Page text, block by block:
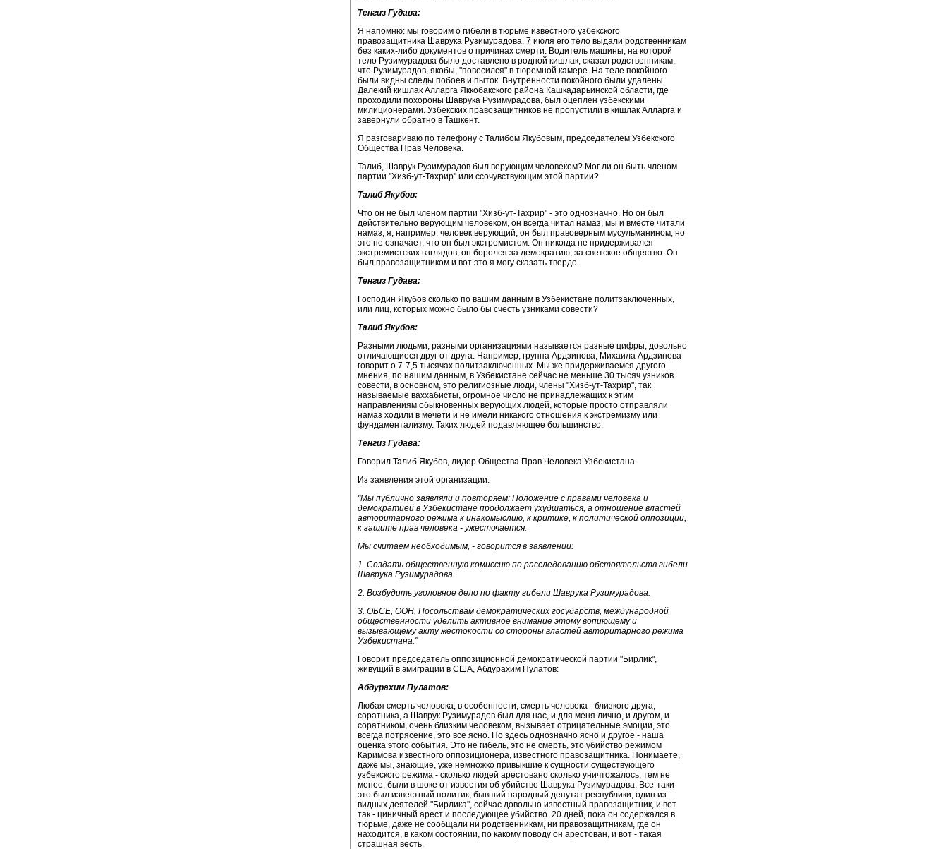
Тенгиз Гудава:
Я напомню: мы говорим о гибели в тюрьме известного узбекского
правозащитника Шаврука Рузимурадова. 7 июля его тело выдали родственникам
без каких-либо документов о причинах смерти. Водитель машины, на которой
тело Рузимурадова было доставлено в родной кишлак, сказал родственникам,
что Рузимурадов, якобы, "повесился" в тюремной камере. На теле покойного
были видны следы побоев и пыток. Внутренности покойного были удалены.
Далекий кишлак Алларга Яккобакского района Кашкадарьинской области, где
проходили похороны Шаврука Рузимурадова, был оцеплен узбекскими
милиционерами. Узбекских правозащитников не пропустили в кишлак Алларга и
завернули обратно в Ташкент.
Я разговариваю по телефону с Талибом Якубовым, председателем Узбекского
Общества Прав Человека.
Талиб, Шаврук Рузимурадов был верующим человеком? Мог ли он быть членом
партии "Хизб-ут-Тахрир" или ссочувствующим этой партии?
Талиб Якубов:
Что он не был членом партии "Хизб-ут-Тахрир" - это однозначно. Но он был
действительно верующим человеком, он всегда читал намаз, мы и вместе читали
намаз, я, например, человек верующий, он был правоверным мусульманином, но
это не означает, что он был экстремистом. Он никогда не придерживался
экстремистских взглядов, он боролся за демократию, за светское общество. Он
был правозащитником и вот это я могу сказать твердо.
Тенгиз Гудава:
Господин Якубов сколько по вашим данным в Узбекистане политзаключенных,
или лиц, которых можно было бы счесть узниками совести?
Талиб Якубов:
Разными людьми, разными организациями называется разные цифры, довольно
отличающиеся друг от друга. Например, группа Ардзинова, Михаила Ардзинова
говорит о 7-7,5 тысячах политзаключенных. Мы же придерживаемся другого
мнения, по нашим данным, в Узбекистане сейчас не меньше 30 тысяч узников
совести, в основном, это религиозные люди, члены "Хизб-ут-Тахрир", так
называемые ваххабисты, огромное число не принадлежащих к этим
направлениям обыкновенных верующих людей, которые просто отправляли
намаз ходили в мечети и не имели никакого отношения к экстремизму или
фундаментализму. Таких людей подавляющее большинство.
Тенгиз Гудава:
Говорил Талиб Якубов, лидер Общества Прав Человека Узбекистана.
Из заявления этой организации:
"Мы публично заявляли и повторяем: Положение с правами человека и
демократией в Узбекистане продолжает ухудшаться, а отношение властей
авторитарного режима к инакомыслию, к критике, к политической оппозиции,
к защите прав человека - ужесточается.
Мы считаем необходимым, - говорится в заявлении:
1. Создать общественную комиссию по расследованию обстоятельств гибели
Шаврука Рузимурадова.
2. Возбудить уголовное дело по факту гибели Шаврука Рузимурадова.
3. ОБСЕ, ООН, Посольствам демократических государств, международной
общественности уделить активное внимание этому вопиющему и
вызывающему акту жестокости со стороны властей авторитарного режима
Узбекистана."
Говорит председатель оппозиционной демократической партии "Бирлик",
живущий в эмиграции в США, Абдурахим Пулатов:
Абдурахим Пулатов:
Любая смерть человека, в особенности, смерть человека - близкого друга,
соратника, а Шаврук Рузимурадов был для нас, и для меня лично, и другом, и
соратником, очень близким человеком, вызывает отрицательные эмоции, это
всегда потрясение, это все ясно. Но здесь однозначно ясно и другое - наша
оценка этого события. Это не гибель, это не смерть, это убийство режимом
Каримова известного оппозиционера, известного правозащитника. Понимаете,
даже мы, знающие, уже немножко привыкшие к сущности существующего
узбекского режима - сколько людей арестовано сколько уничтожалось, тем не
менее, были в шоке от известия об убийстве Шаврука Рузимурадова. Все-таки
это был известный политик, бывший народный депутат республики, один из
видных деятелей "Бирлика", сейчас довольно известный правозащитник, и вот
так - циничный арест и последующее убийство. 20 дней, пока он содержался в
тюрьме, даже не сообщали ни родственникам, ни правозащитникам, где он
находится, в каком состоянии, по какому поводу он арестован, и вот - такая
страшная весть.